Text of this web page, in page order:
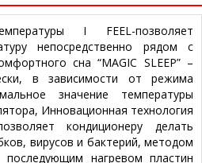
I FEEL-позволяет
непосредственно рядом с
сна “MAGIC SLEEP” –
в зависимости от режима
значение температуры
Инновационная технология
кондиционеру делать
вирусов и бактерий, методом
нагревом пластин